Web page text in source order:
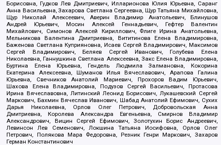
Борисовна, Гудков Лев Дмитриевич, Илларионова Юлия Юрьевна, Саранг
Анна Васильевна, Захарова Светлана Сергеевна, Щур Татьяна Михайловна,
Щур Николай Алексеевич, Аверин Владимир Анатольевич, Блинушов
Андрей Юрьевич, Мосин Алексей Геннадьевич, Гефтер Валентин
Михайлович, Симонов Алексей Кириллович, Флиге Ирина Анатольевна,
Мельникова Валентина Дмитриевна, Вититинова Елена Владимировна,
Баженова Светлана Куприяновна, Исаев Сергей Владимирович, Максимов
Сергей Владимирович, Беляев Сергей Иванович, Голубева Елена
Николаевна, Ганнушкина Светлана Алексеевна, Закс Елена Владимировна,
Буртина Елена Юрьевна, Гендель Людмила Залмановна, Кокорина
Екатерина Алексеевна, Шуманов Илья Вячеславович, Арапова Галина
Юрьевна, Свечников Анатолий Мариевич, Прохоров Вадим Юрьевич,
Шахова Елена Владимировна, Подузов Сергей Васильевич, Протасова
Ирина Вячеславовна, Литинский Леонид Борисович, Лукашевский Сергей
Маркович, Бахмин Вячеслав Иванович, Шабад Анатолий Ефимович, Сухих
Дарья Николаевна, Орлов Олег Петрович, Добровольская Анна
Дмитриевна, Королева Александра Евгеньевна, Смирнов Владимир
Александрович, Вицин Сергей Ефимович, Золотухин Борис Андреевич,
Левинсон Лев Семенович, Локшина Татьяна Иосифовна, Орлов Олег
Петрович, Полякова Мара Федоровна, Резник Генри Маркович, Захаров
Герман Константинович